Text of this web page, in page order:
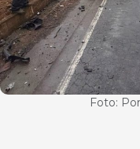
Foto: